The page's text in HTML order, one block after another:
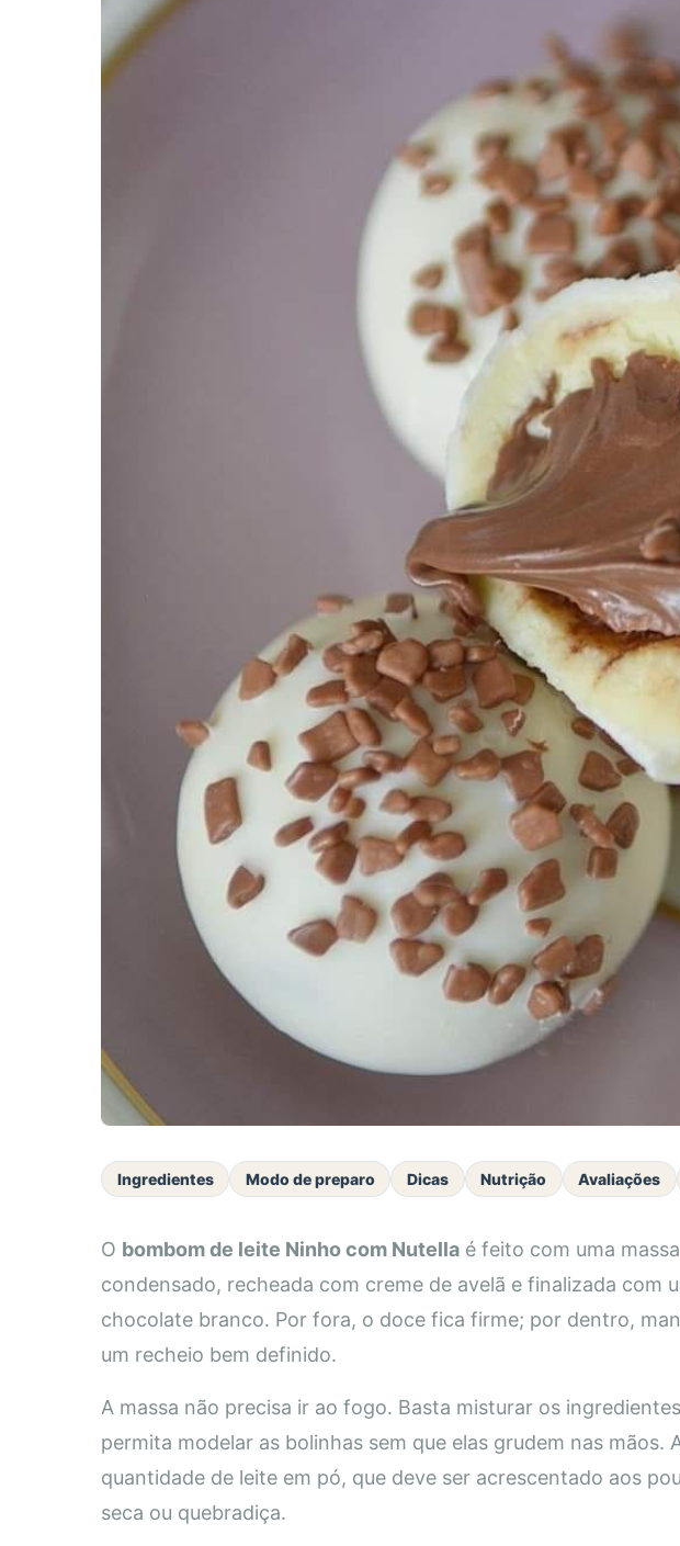
Ingredientes Modo de preparo Dicas Nutrição Avaliações
O bombom de leite Ninho com Nutella é feito com uma
condensado, recheada com creme de avelã e finalizada com
chocolate branco. Por fora, o doce fica firme; por dentro,
um recheio bem definido.
A massa não precisa ir ao fogo. Basta misturar os
permita modelar as bolinhas sem que elas grudem nas mãos.
quantidade de leite em pó, que deve ser acrescentado aos
seca ou quebradiça.